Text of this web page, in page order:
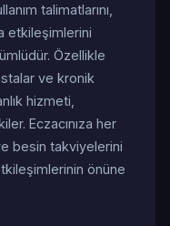
talimatlarını,
etkileşimlerini
Özellikle
ve kronik
hizmeti,
Eczacınıza her
besin takviyelerini
önüne